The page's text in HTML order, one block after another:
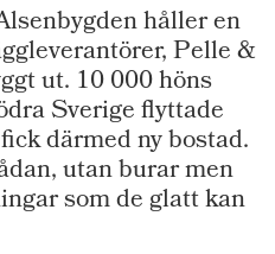
håller en
Pelle &
ut. 10 000 höns
Sverige flyttade
därmed ny bostad.
utan burar men
som de glatt kan